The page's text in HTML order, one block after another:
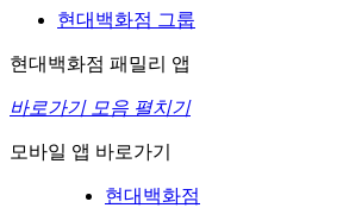
현대백화점 그룹
현대백화점 패밀리 앱
바로가기 모음 펼치기
모바일 앱 바로가기
현대백화점